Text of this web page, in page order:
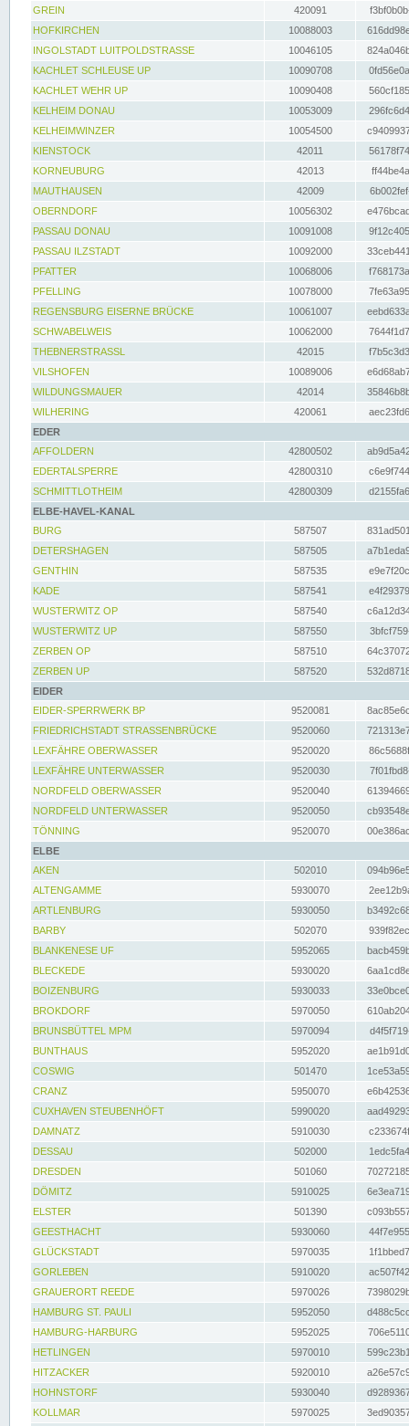
GREIN
420091
HOFKIRCHEN
10088003
INGOLSTADT LUITPOLDSTRASSE
10046105
KACHLET SCHLEUSE UP
10090708
KACHLET WEHR UP
10090408
KELHEIM DONAU
10053009
KELHEIMWINZER
10054500
KIENSTOCK
42011
KORNEUBURG
42013
MAUTHAUSEN
42009
OBERNDORF
10056302
PASSAU DONAU
10091008
PASSAU ILZSTADT
10092000
PFATTER
10068006
PFELLING
10078000
REGENSBURG EISERNE BRÜCKE
10061007
SCHWABELWEIS
10062000
THEBNERSTRASSL
42015
VILSHOFEN
10089006
WILDUNGSMAUER
42014
WILHERING
420061
EDER
AFFOLDERN
42800502
EDERTALSPERRE
42800310
SCHMITTLOTHEIM
42800309
ELBE-HAVEL-KANAL
BURG
587507
DETERSHAGEN
587505
GENTHIN
587535
KADE
587541
WUSTERWITZ OP
587540
WUSTERWITZ UP
587550
ZERBEN OP
587510
ZERBEN UP
587520
EIDER
EIDER-SPERRWERK BP
9520081
FRIEDRICHSTADT STRASSENBRÜCKE
9520060
LEXFÄHRE OBERWASSER
9520020
LEXFÄHRE UNTERWASSER
9520030
NORDFELD OBERWASSER
9520040
NORDFELD UNTERWASSER
9520050
TÖNNING
9520070
ELBE
AKEN
502010
ALTENGAMME
5930070
ARTLENBURG
5930050
BARBY
502070
BLANKENESE UF
5952065
BLECKEDE
5930020
BOIZENBURG
5930033
BROKDORF
5970050
BRUNSBÜTTEL MPM
5970094
BUNTHAUS
5952020
COSWIG
501470
CRANZ
5950070
CUXHAVEN STEUBENHÖFT
5990020
DAMNATZ
5910030
DESSAU
502000
DRESDEN
501060
DÖMITZ
5910025
ELSTER
501390
GEESTHACHT
5930060
GLÜCKSTADT
5970035
GORLEBEN
5910020
GRAUERORT REEDE
5970026
HAMBURG ST. PAULI
5952050
HAMBURG-HARBURG
5952025
HETLINGEN
5970010
HITZACKER
5920010
HOHNSTORF
5930040
KOLLMAR
5970025